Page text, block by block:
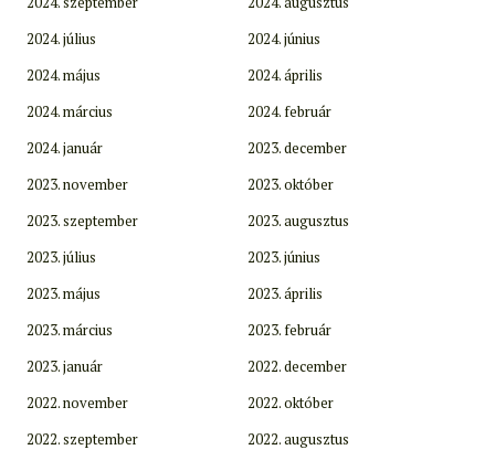
2024. július
2024. június
2024. május
2024. április
2024. március
2024. február
2024. január
2023. december
2023. november
2023. október
2023. szeptember
2023. augusztus
2023. július
2023. június
2023. május
2023. április
2023. március
2023. február
2023. január
2022. december
2022. november
2022. október
2022. szeptember
2022. augusztus